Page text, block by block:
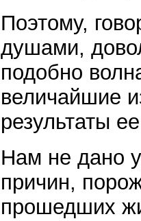
Поэтому,
душами,
подобно
величайшие
результаты
Нам не дано
причин,
прошедших